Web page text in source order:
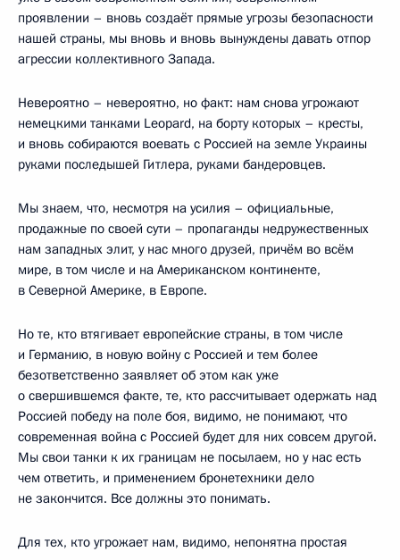
проявлении – вновь создаёт прямые угрозы безопасности
нашей страны, мы вновь и вновь вынуждены давать отпор
агрессии коллективного Запада.
Невероятно – невероятно, но факт: нам снова угрожают
немецкими танками Leopard, на борту которых – кресты,
и вновь собираются воевать с Россией на земле Украины
руками последышей Гитлера, руками бандеровцев.
Мы знаем, что, несмотря на усилия – официальные,
продажные по своей сути – пропаганды недружественных
нам западных элит, у нас много друзей, причём во всём
мире, в том числе и на Американском континенте,
в Северной Америке, в Европе.
Но те, кто втягивает европейские страны, в том числе
и Германию, в новую войну с Россией и тем более
безответственно заявляет об этом как уже
о свершившемся факте, те, кто рассчитывает одержать над
Россией победу на поле боя, видимо, не понимают, что
современная война с Россией будет для них совсем другой.
Мы свои танки к их границам не посылаем, но у нас есть
чем ответить, и применением бронетехники дело
не закончится. Все должны это понимать.
Для тех, кто угрожает нам, видимо, непонятна простая